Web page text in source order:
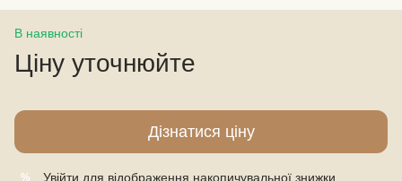
В наявності
Ціну уточнюйте
Дізнатися ціну
% Увійти для відображення накопичувальної знижки